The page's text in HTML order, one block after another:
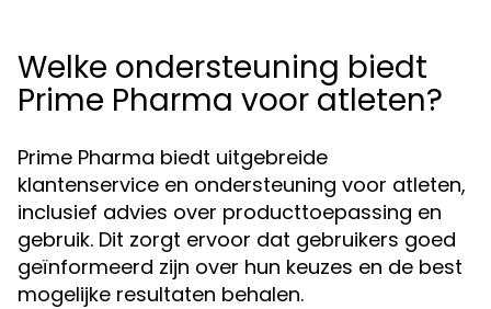
Welke ondersteuning biedt
Prime Pharma voor atleten?
Prime Pharma biedt uitgebreide
klantenservice en ondersteuning voor atleten,
inclusief advies over producttoepassing en
gebruik. Dit zorgt ervoor dat gebruikers goed
geïnformeerd zijn over hun keuzes en de best
mogelijke resultaten behalen.